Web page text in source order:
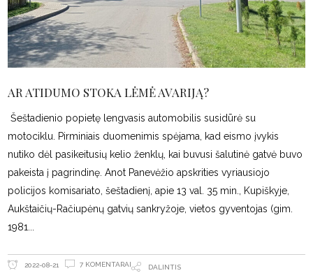
AR ATIDUMO STOKA LĖMĖ AVARIJĄ?
Šeštadienio popietę lengvasis automobilis susidūrė su
motociklu. Pirminiais duomenimis spėjama, kad eismo įvykis
nutiko dėl pasikeitusių kelio ženklų, kai buvusi šalutinė gatvė buvo
pakeista į pagrindinę. Anot Panevėžio apskrities vyriausiojo
policijos komisariato, šeštadienį, apie 13 val. 35 min., Kupiškyje,
Aukštaičių-Račiupėnų gatvių sankryžoje, vietos gyventojas (gim.
1981
2022-08-21 7 KOMENTARAI DALINTIS